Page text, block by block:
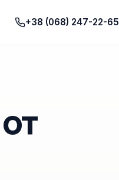
+38 (068) 247-22-65